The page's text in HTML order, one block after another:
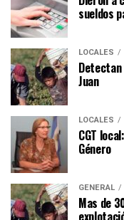
sueldos
LOCALES
Juan
LOCALES
CGT
Género
GENERAL
Mas de